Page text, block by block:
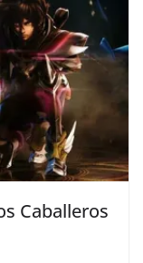
Caballeros